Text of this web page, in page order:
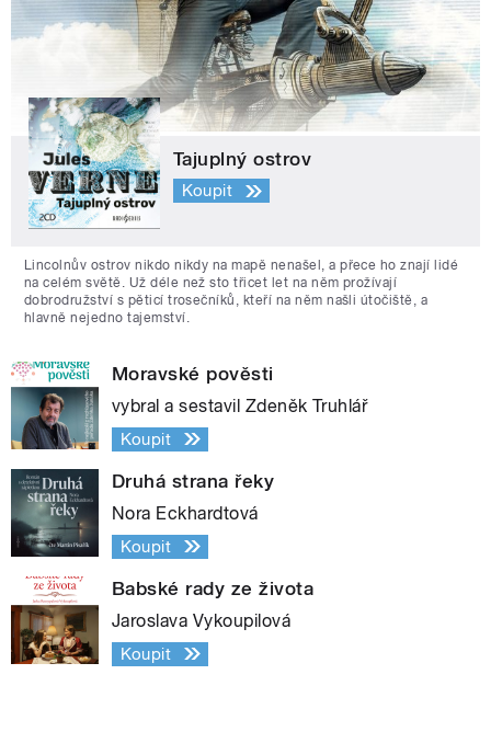
Tajuplný ostrov
Koupit
Lincolnův ostrov nikdo nikdy na mapě nenašel, a přece ho znají lidé
na celém světě. Už déle než sto třicet let na něm prožívají
dobrodružství s pěticí trosečníků, kteří na něm našli útočiště, a
hlavně nejedno tajemství.
Moravské pověsti
vybral a sestavil Zdeněk Truhlář
Koupit
Druhá strana řeky
Nora Eckhardtová
Koupit
Babské rady ze života
Jaroslava Vykoupilová
Koupit